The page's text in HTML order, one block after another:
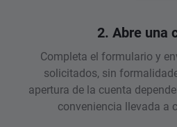
2. Abre una
Completa el formulario y
solicitados, sin
apertura de la cuenta
conveniencia llevada a